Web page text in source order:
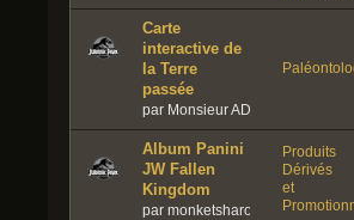
Carte
interactive de
la Terre
passée
par Monsieur ADN
Album Panini
JW Fallen
Kingdom
par monketsharona
Produits
Dérivés
et